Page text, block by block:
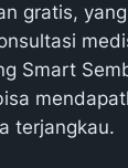
gratis,
Smart
terjangkau.